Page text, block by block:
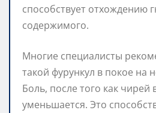
способствует отхождению
содержимого.
Многие специалисты
такой фурункул в покое на
Боль, после того как чирей
уменьшается. Это